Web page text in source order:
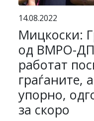
14.08.2022
Мицкоски:
од ВМРО-
работат
граѓаните,
упорно,
за скоро